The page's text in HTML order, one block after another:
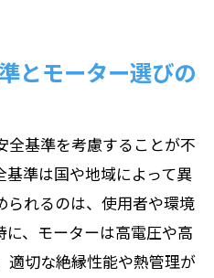
とモーター選びの
全基準を考慮することが不
準は国や地域によって異
られるのは、使用者や環境
、モーターは高電圧や高
適切な絶縁性能や熱管理が